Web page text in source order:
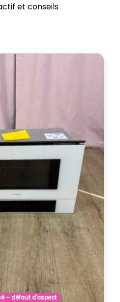
et conseils
– défaut d'aspect